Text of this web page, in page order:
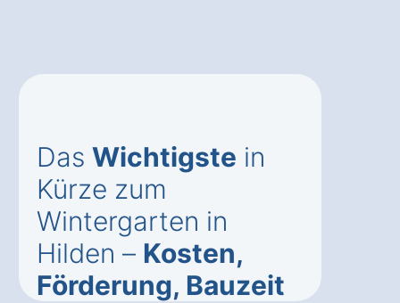
Das Wichtigste in
Kürze zum
Wintergarten in
Hilden – Kosten,
Förderung, Bauzeit